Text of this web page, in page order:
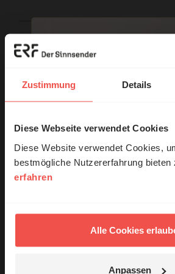
Zustimmung Details
Diese Webseite verwendet Cookies
Diese Website verwendet Cookies,
bestmögliche Nutzererfahrung bieten
erfahren
Alle Cookies
Anpassen
Kommentar:
Meinen Kommentar nicht
Verbesserung unseres Online-
ausgewertet werden. Es erfolgt
Ihrer Daten an Dritte. Näheres
© Ruth Schneider / ERF